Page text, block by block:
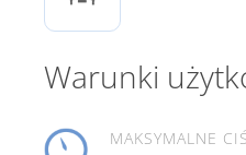
Warunki
MAKSYMALNE